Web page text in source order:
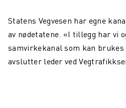
kommunikasjonsnettverk
En datadrevet digital maritim
Statens Vegvesen har egne
av nødetatene. «I tillegg har vi
samvirkekanal som kan brukes
avslutter leder ved